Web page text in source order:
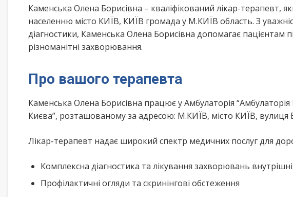
Каменська Олена Борисівна – кваліфікований лікар-терапевт,
населенню місто КИЇВ, КИЇВ громада у М.КИЇВ область. З
діагностики, Каменська Олена Борисівна допомагає пацієнтам
різноманітні захворювання.
Про вашого терапевта
Каменська Олена Борисівна працює у Амбулаторія
Києва”, розташованому за адресою: М.КИЇВ, місто КИЇВ, вулиця
Лікар-терапевт надає широкий спектр медичних послуг для
Комплексна діагностика та лікування захворювань
Профілактичні огляди та скринінгові обстеження